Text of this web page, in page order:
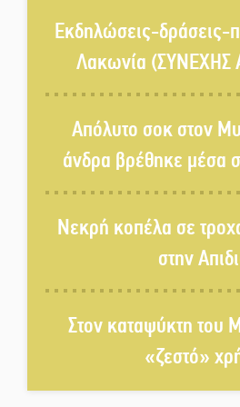
χρωμάτων
Τα
την τέχνη
δίνει
του Λαχίου
Εκδηλώσεις-δράσεις-
Λακωνία
Απόλυτο σοκ στον
άνδρα βρέθηκε μέσα
Νεκρή κοπέλα σε
στην
Στον καταψύκτη του
«ζεστό»